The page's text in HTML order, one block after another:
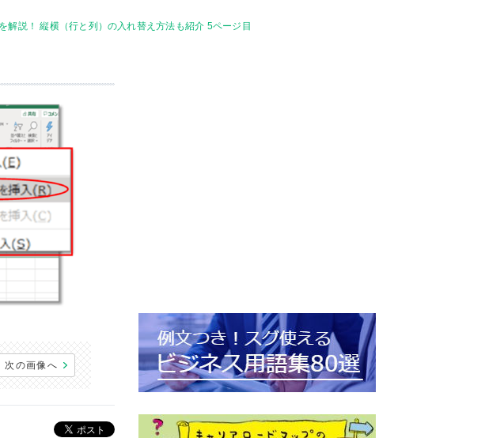
解説！ 縦横（行と列）の入れ替え方法も紹介 5ページ目
次の画像へ